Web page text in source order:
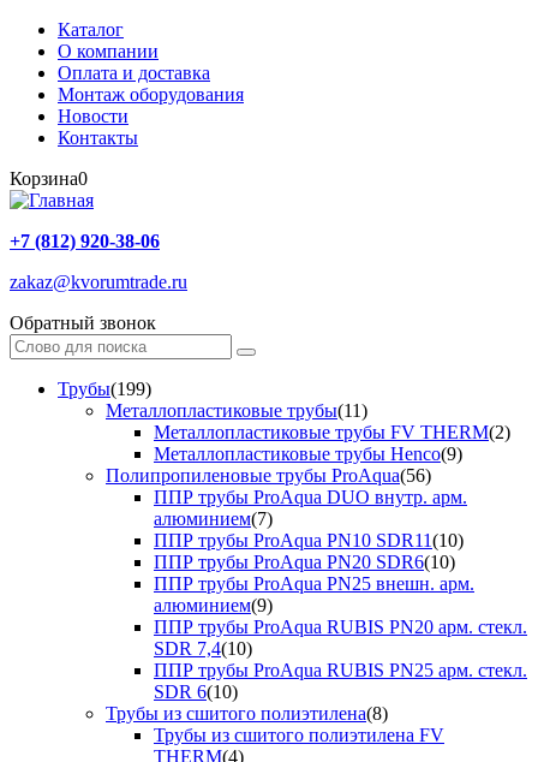
Каталог
О компании
Оплата и доставка
Монтаж оборудования
Новости
Контакты
Корзина0
+7 (812) 920-38-06
zakaz@kvorumtrade.ru
Обратный звонок
Трубы(199)
Металлопластиковые трубы(11)
Металлопластиковые трубы FV THERM(2)
Металлопластиковые трубы Henco(9)
Полипропиленовые трубы ProAqua(56)
ППР трубы ProAqua DUO внутр. арм.
алюминием(7)
ППР трубы ProAqua PN10 SDR11(10)
ППР трубы ProAqua PN20 SDR6(10)
ППР трубы ProAqua PN25 внешн. арм.
алюминием(9)
ППР трубы ProAqua RUBIS PN20 арм. стекл.
SDR 7,4(10)
ППР трубы ProAqua RUBIS PN25 арм. стекл.
SDR 6(10)
Трубы из сшитого полиэтилена(8)
Трубы из сшитого полиэтилена FV
THERM(4)